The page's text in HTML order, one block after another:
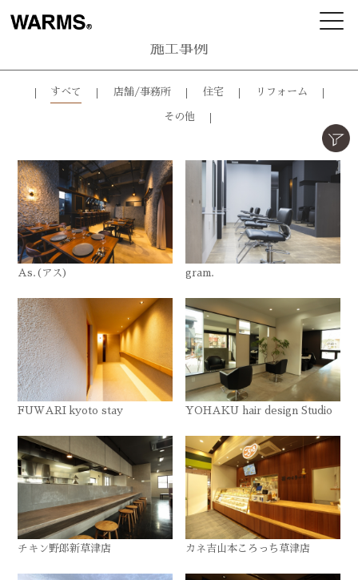
施工事例
すべて 店舗/事務所 住宅 リフォーム
その他
As.(アス) gram.
FUWARI kyoto stay YOHAKU hair design Studio
チキン野郎新草津店 カネ吉山本ころっち草津店